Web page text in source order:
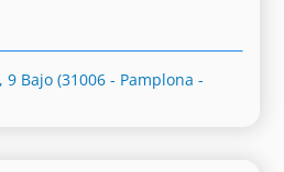
Bajo (31006 - Pamplona -